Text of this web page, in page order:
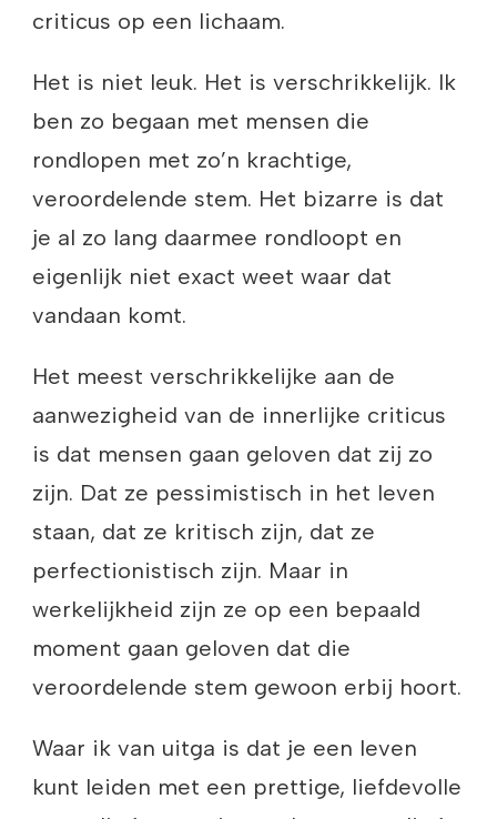
criticus op een lichaam.
Het is niet leuk. Het is verschrikkelijk. Ik
ben zo begaan met mensen die
rondlopen met zo’n krachtige,
veroordelende stem. Het bizarre is dat
je al zo lang daarmee rondloopt en
eigenlijk niet exact weet waar dat
vandaan komt.
Het meest verschrikkelijke aan de
aanwezigheid van de innerlijke criticus
is dat mensen gaan geloven dat zij zo
zijn. Dat ze pessimistisch in het leven
staan, dat ze kritisch zijn, dat ze
perfectionistisch zijn. Maar in
werkelijkheid zijn ze op een bepaald
moment gaan geloven dat die
veroordelende stem gewoon erbij hoort.
Waar ik van uitga is dat je een leven
kunt leiden met een prettige, liefdevolle